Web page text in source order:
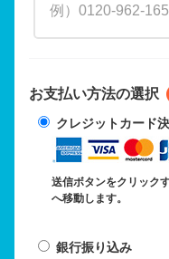
お支払い方法の選択
クレジットカード
送信ボタンをクリック
へ移動します。
銀行振り込み